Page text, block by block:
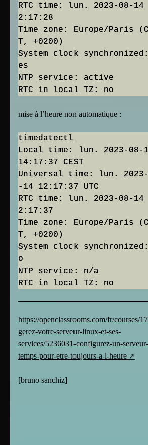
RTC time: lun. 2023-08-14
2:17:28
Time zone: Europe/Paris
T, +0200)
System clock
es
NTP service: active
mise à l’heure non automatique :
timedatectl
Local time: lun. 2023-08-
14:17:37 CEST
Universal time: lun. 2023-
-14 12:17:37 UTC
RTC time: lun. 2023-08-14
2:17:37
Time zone: Europe/Paris
T, +0200)
System clock
o
NTP service: n/a
https://openclassrooms.com/fr/courses/
gerez-votre-serveur-linux-et-ses-
services/5236031-configurez-un-
temps-pour-etre-toujours-a-l-heure
[bruno sanchiz]